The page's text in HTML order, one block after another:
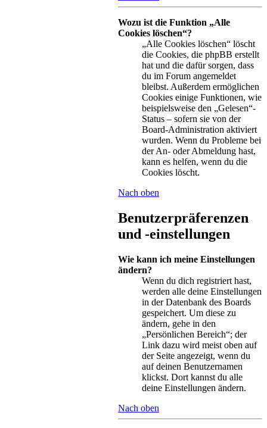
Wozu ist die Funktion „Alle
Cookies löschen“?
„Alle Cookies löschen“ löscht
die Cookies, die phpBB erstellt
hat und die dafür sorgen, dass
du im Forum angemeldet
bleibst. Außerdem ermöglichen
Cookies einige Funktionen, wie
beispielsweise den „Gelesen“-
Status – sofern sie von der
Board-Administration aktiviert
wurden. Wenn du Probleme bei
der An- oder Abmeldung hast,
kann es helfen, wenn du die
Cookies löscht.
Nach oben
Benutzerpräferenzen
und -einstellungen
Wie kann ich meine Einstellungen
ändern?
Wenn du dich registriert hast,
werden alle deine Einstellungen
in der Datenbank des Boards
gespeichert. Um diese zu
ändern, gehe in den
„Persönlichen Bereich“; der
Link dazu wird meist oben auf
der Seite angezeigt, wenn du
auf deinen Benutzernamen
klickst. Dort kannst du alle
deine Einstellungen ändern.
Nach oben